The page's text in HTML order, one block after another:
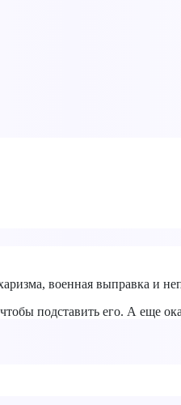
военная выправка и
подставить его. А еще